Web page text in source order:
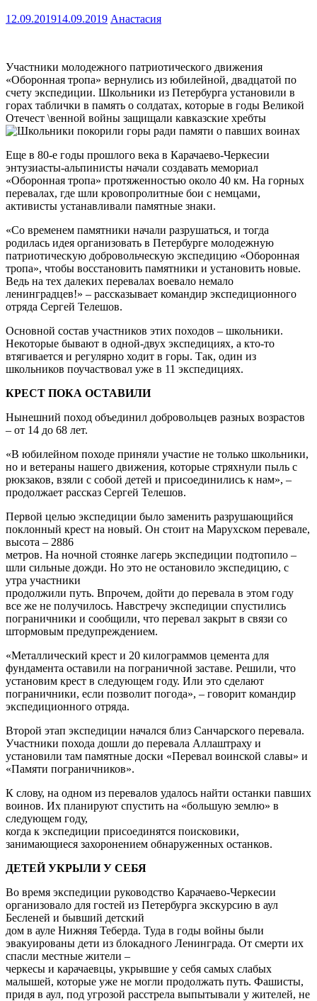
12.09.201914.09.2019 Анастасия
Участники молодежного патриотического движения
«Оборонная тропа» вернулись из юбилейной, двадцатой по
счету экспедиции. Школьники из Петербурга установили в
горах таблички в память о солдатах, которые в годы Великой
Отечест \венной войны защищали кавказские хребты
Еще в 80-е годы прошлого века в Карачаево-Черкесии
энтузиасты-альпинисты начали создавать мемориал
«Оборонная тропа» протяженностью около 40 км. На горных
перевалах, где шли кровопролитные бои с немцами,
активисты устанавливали памятные знаки.
«Со временем памятники начали разрушаться, и тогда
родилась идея организовать в Петербурге молодежную
патриотическую добровольческую экспедицию «Оборонная
тропа», чтобы восстановить памятники и установить новые.
Ведь на тех далеких перевалах воевало немало
ленинградцев!» – рассказывает командир экспедиционного
отряда Сергей Телешов.
Основной состав участников этих походов – школьники.
Некоторые бывают в одной-двух экспедициях, а кто-то
втягивается и регулярно ходит в горы. Так, один из
школьников поучаствовал уже в 11 экспедициях.
КРЕСТ ПОКА ОСТАВИЛИ
Нынешний поход объединил добровольцев разных возрастов
– от 14 до 68 лет.
«В юбилейном походе приняли участие не только школьники,
но и ветераны нашего движения, которые стряхнули пыль с
рюкзаков, взяли с собой детей и присоединились к нам», –
продолжает рассказ Сергей Телешов.
Первой целью экспедиции было заменить разрушающийся
поклонный крест на новый. Он стоит на Марухском перевале,
высота – 2886
метров. На ночной стоянке лагерь экспедиции подтопило –
шли сильные дожди. Но это не остановило экспедицию, с
утра участники
продолжили путь. Впрочем, дойти до перевала в этом году
все же не получилось. Навстречу экспедиции спустились
пограничники и сообщили, что перевал закрыт в связи со
штормовым предупреждением.
«Металлический крест и 20 килограммов цемента для
фундамента оставили на пограничной заставе. Решили, что
установим крест в следующем году. Или это сделают
пограничники, если позволит погода», – говорит командир
экспедиционного отряда.
Второй этап экспедиции начался близ Санчарского перевала.
Участники похода дошли до перевала Аллаштраху и
установили там памятные доски «Перевал воинской славы» и
«Памяти пограничников».
К слову, на одном из перевалов удалось найти останки павших
воинов. Их планируют спустить на «большую землю» в
следующем году,
когда к экспедиции присоединятся поисковики,
занимающиеся захоронением обнаруженных останков.
ДЕТЕЙ УКРЫЛИ У СЕБЯ
Во время экспедиции руководство Карачаево-Черкесии
организовало для гостей из Петербурга экскурсию в аул
Бесленей и бывший детский
дом в ауле Нижняя Теберда. Туда в годы войны были
эвакуированы дети из блокадного Ленинграда. От смерти их
спасли местные жители –
черкесы и карачаевцы, укрывшие у себя самых слабых
малышей, которые уже не могли продолжать путь. Фашисты,
придя в аул, под угрозой расстрела выпытывали у жителей, не